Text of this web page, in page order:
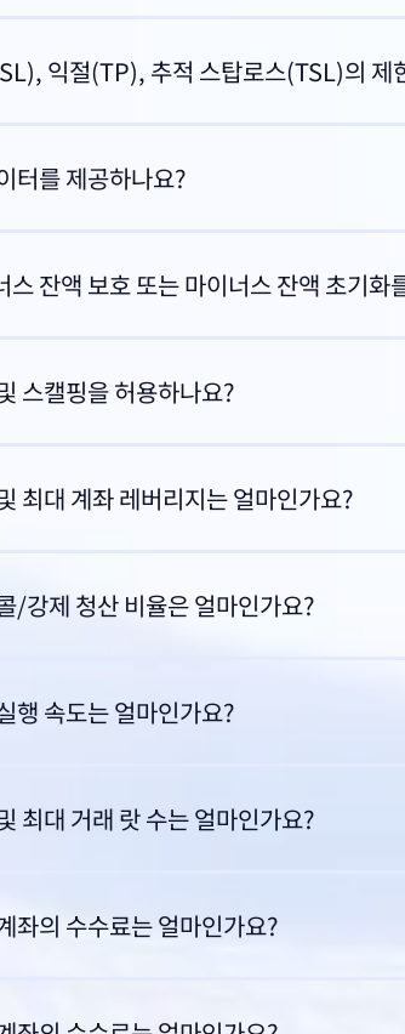
익절(TP), 추적 스탑로스(TSL)의 제
터를 제공하나요?
스 잔액 보호 또는 마이너스 잔액 초기화
스캘핑을 허용하나요?
최대 계좌 레버리지는 얼마인가요?
/강제 청산 비율은 얼마인가요?
행 속도는 얼마인가요?
최대 거래 랏 수는 얼마인가요?
좌의 수수료는 얼마인가요?